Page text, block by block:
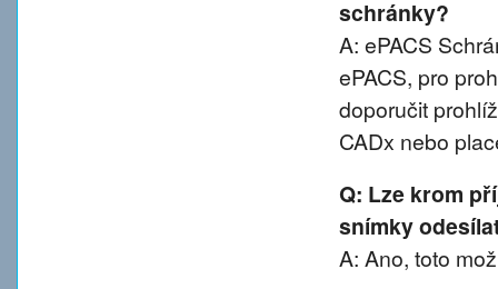
schránky?
A: ePACS
ePACS, pro
doporučit
CADx nebo
Q: Lze krom
snímky
A: Ano, toto